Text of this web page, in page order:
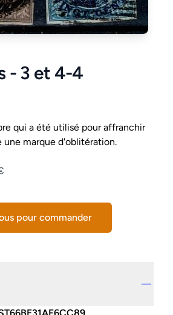
- 3 et 4-4
qui a été utilisé pour affranchir
une marque d'oblitération.
pour commander